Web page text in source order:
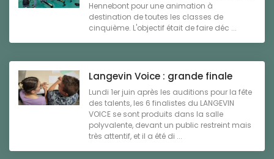
Hennebont pour une animation à
destination de toutes les classes de
cinquième. L'objectif était de faire déc ...
Langevin Voice : grande finale
Lundi 1er juin après les auditions pour la fête
des talents, les 6 finalistes du LANGEVIN
VOICE se sont produits dans la salle
polyvalente, devant un public restreint mais
très attentif, et il a été di ...